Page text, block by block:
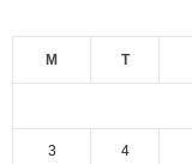
M T
3 4